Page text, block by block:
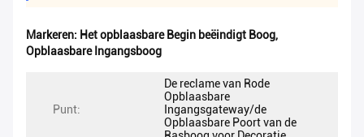
Markeren: Het opblaasbare Begin beëindigt Boog,
Opblaasbare Ingangsboog
Punt:
De reclame van Rode
Opblaasbare
Ingangsgateway/de
Opblaasbare Poort van de